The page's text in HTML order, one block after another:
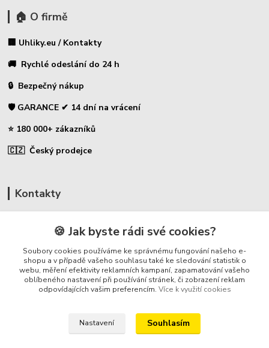
🏠 O firmě
🏢 Uhliky.eu / Kontakty
🚚 Rychlé odeslání do 24 h
🔒 Bezpečný nákup
🛡️ GARANCE ✔ 14 dní na vrácení
⭐ 180 000+ zákazníků
🇨🇿 Český prodejce
Kontakty
🛡️ Zákaznická podpora
📞 728 007 997
⏰ Po-Pá - 7:00 - 13:30
info@repulse.cz
🍪 Jak byste rádi své cookies?
Soubory cookies používáme ke správnému fungování našeho e-
shopu a v případě vašeho souhlasu také ke sledování statistik o
webu, měření efektivity reklamních kampaní, zapamatování vašeho
oblíbeného nastavení při používání stránek, či zobrazení reklam
odpovídajících vašim preferencím. Více k využití cookies
Nastavení Souhlasím